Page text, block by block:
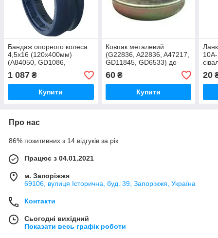
Бандаж опорного колеса
4,5х16 (120х400мм)
(A84050, GD1086,
SH32884) до просапних
сівалок John Deere,
KINZE, Great Plains
1 087 ₴
Купити
Ковпак металевий
(G22836, A22836, A47217,
GD11845, GD6533) до
просапних сівалок John
Deere, Kinze
60₴
Купити
20
Про нас
86% позитивних з 14 відгуків за рік
Працює з 04.01.2021
м. Запоріжжя
69106, вулиця Історична, буд. 39, Запоріжжя, Україна
Контакти
Сьогодні вихідний
Показати весь графік роботи